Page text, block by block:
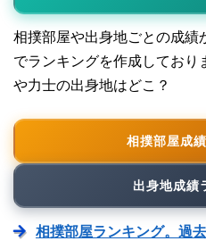
相撲部屋や出身地ごとの成績
でランキングを作成してお
や力士の出身地はどこ？
相撲部屋成
出身地成績
相撲部屋ランキング。過